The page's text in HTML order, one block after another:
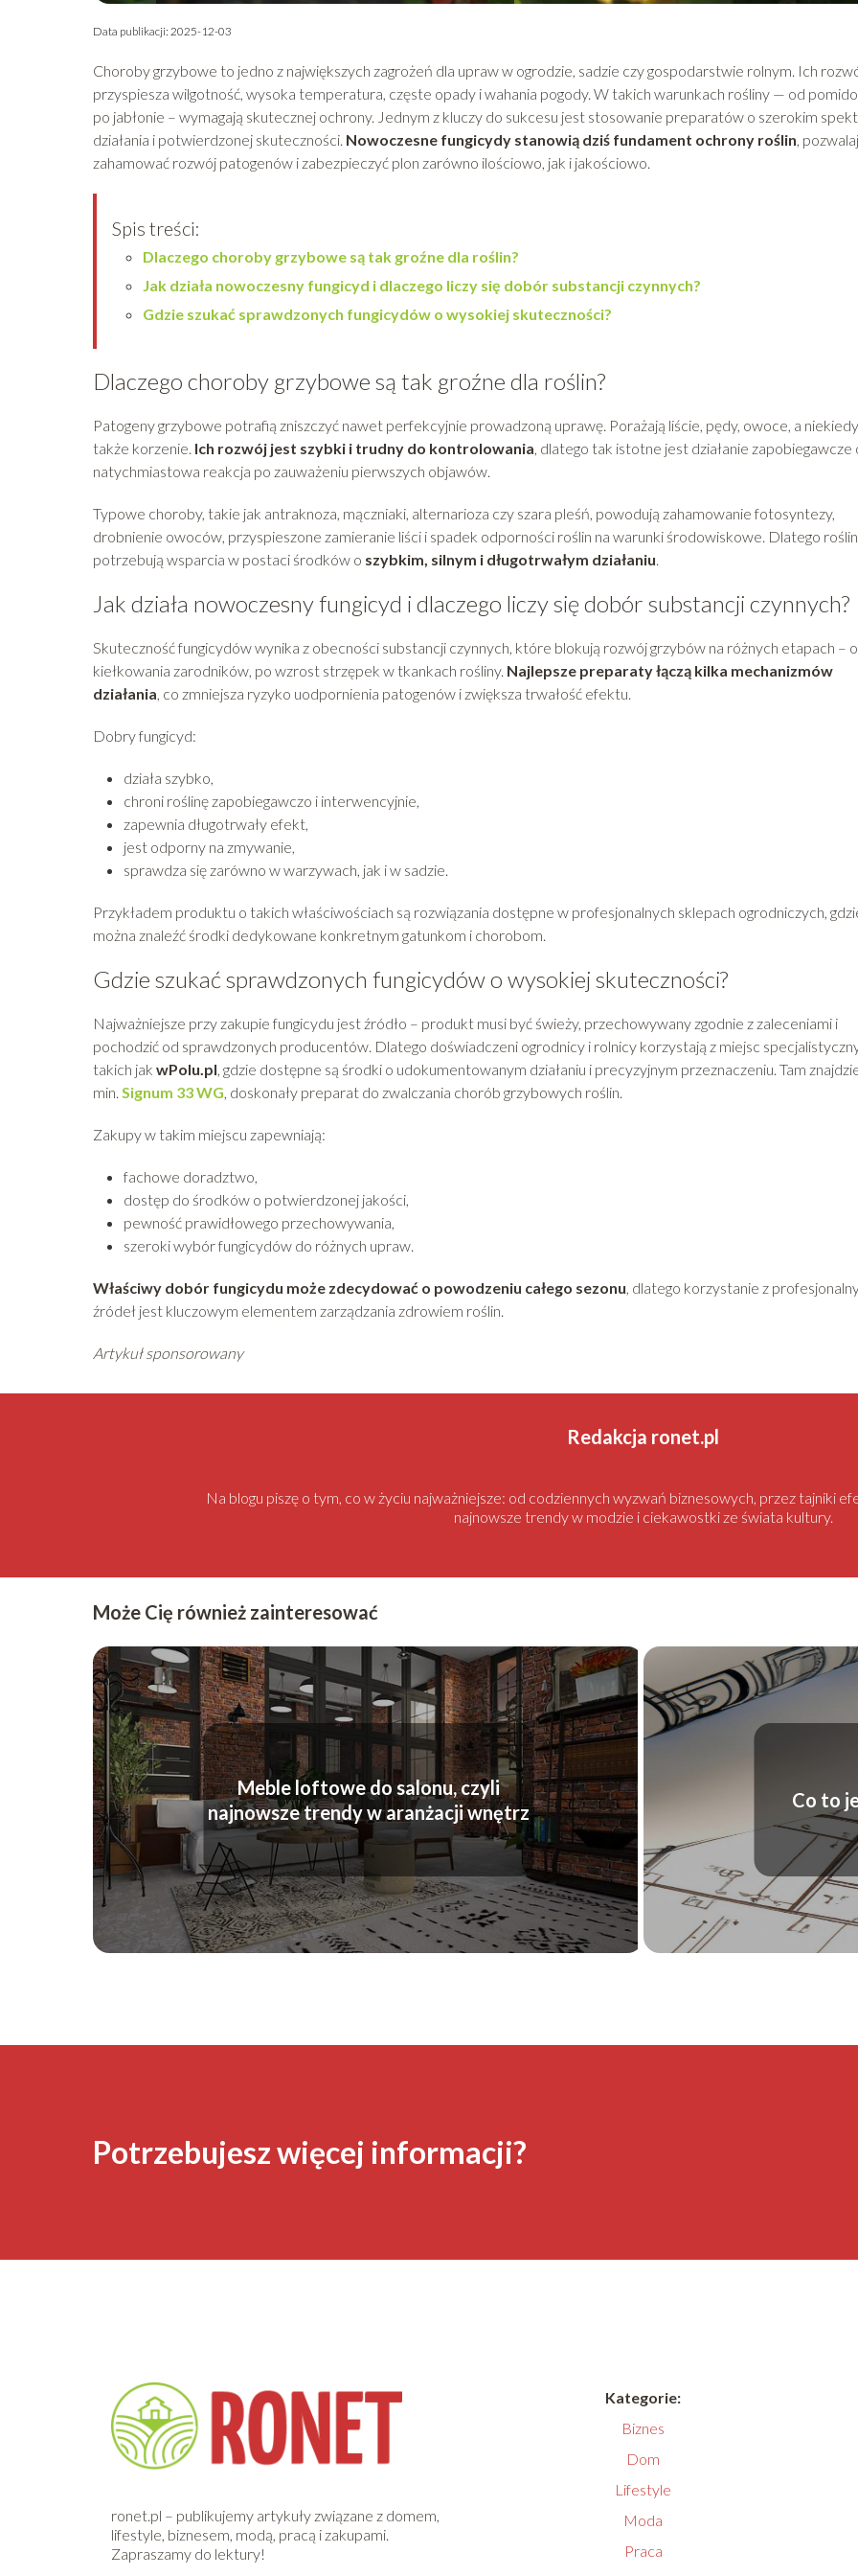
Data publikacji: 2025-12-03
Choroby grzybowe to jedno z największych zagrożeń dla upraw w ogrodzie, sadzie czy gospodarstwie rolnym. Ich
przyspiesza wilgotność, wysoka temperatura, częste opady i wahania pogody. W takich warunkach rośliny — od
po jabłonie – wymagają skutecznej ochrony. Jednym z kluczy do sukcesu jest stosowanie preparatów o szerokim
działania i potwierdzonej skuteczności. Nowoczesne fungicydy stanowią dziś fundament ochrony roślin,
zahamować rozwój patogenów i zabezpieczyć plon zarówno ilościowo, jak i jakościowo.
Spis treści:
Dlaczego choroby grzybowe są tak groźne dla roślin?
Jak działa nowoczesny fungicyd i dlaczego liczy się dobór substancji czynnych?
Gdzie szukać sprawdzonych fungicydów o wysokiej skuteczności?
Dlaczego choroby grzybowe są tak groźne dla roślin?
Patogeny grzybowe potrafią zniszczyć nawet perfekcyjnie prowadzoną uprawę. Porażają liście, pędy, owoce, a niekiedy
także korzenie. Ich rozwój jest szybki i trudny do kontrolowania, dlatego tak istotne jest działanie zapobiegawcze
natychmiastowa reakcja po zauważeniu pierwszych objawów.
Typowe choroby, takie jak antraknoza, mączniaki, alternarioza czy szara pleśń, powodują zahamowanie fotosyntezy,
drobnienie owoców, przyspieszone zamieranie liści i spadek odporności roślin na warunki środowiskowe. Dlatego
potrzebują wsparcia w postaci środków o szybkim, silnym i długotrwałym działaniu.
Jak działa nowoczesny fungicyd i dlaczego liczy się dobór substancji czynnych?
Skuteczność fungicydów wynika z obecności substancji czynnych, które blokują rozwój grzybów na różnych etapach –
kiełkowania zarodników, po wzrost strzępek w tkankach rośliny. Najlepsze preparaty łączą kilka mechanizmów
działania, co zmniejsza ryzyko uodpornienia patogenów i zwiększa trwałość efektu.
Dobry fungicyd:
działa szybko,
chroni roślinę zapobiegawczo i interwencyjnie,
zapewnia długotrwały efekt,
jest odporny na zmywanie,
sprawdza się zarówno w warzywach, jak i w sadzie.
Przykładem produktu o takich właściwościach są rozwiązania dostępne w profesjonalnych sklepach ogrodniczych,
można znaleźć środki dedykowane konkretnym gatunkom i chorobom.
Gdzie szukać sprawdzonych fungicydów o wysokiej skuteczności?
Najważniejsze przy zakupie fungicydu jest źródło – produkt musi być świeży, przechowywany zgodnie z zaleceniami i
pochodzić od sprawdzonych producentów. Dlatego doświadczeni ogrodnicy i rolnicy korzystają z miejsc
takich jak wPolu.pl, gdzie dostępne są środki o udokumentowanym działaniu i precyzyjnym przeznaczeniu. Tam
min. Signum 33 WG, doskonały preparat do zwalczania chorób grzybowych roślin.
Zakupy w takim miejscu zapewniają:
fachowe doradztwo,
dostęp do środków o potwierdzonej jakości,
pewność prawidłowego przechowywania,
szeroki wybór fungicydów do różnych upraw.
Właściwy dobór fungicydu może zdecydować o powodzeniu całego sezonu, dlatego korzystanie z
źródeł jest kluczowym elementem zarządzania zdrowiem roślin.
Artykuł sponsorowany
Redakcja ronet.pl
Na blogu piszę o tym, co w życiu najważniejsze: od codziennych wyzwań biznesowych, przez tajniki
najnowsze trendy w modzie i ciekawostki ze świata kultury.
Może Cię również zainteresować
Meble loftowe do salonu, czyli
najnowsze trendy w aranżacji wnętrz
Co to
Potrzebujesz więcej informacji?
ronet.pl – publikujemy artykuły związane z domem,
lifestyle, biznesem, modą, pracą i zakupami.
Zapraszamy do lektury!
Kategorie:
Biznes
Dom
Lifestyle
Moda
Praca